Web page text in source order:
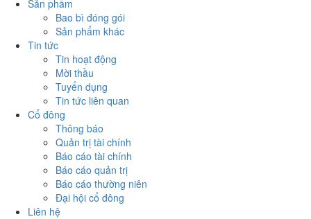
Sản phẩm
Bao bì đóng gói
Sản phẩm khác
Tin tức
Tin hoạt động
Mời thầu
Tuyển dụng
Tin tức liên quan
Cổ đông
Thông báo
Quản trị tài chính
Báo cáo tài chính
Báo cáo quản trị
Báo cáo thường niên
Đại hội cổ đông
Liên hệ